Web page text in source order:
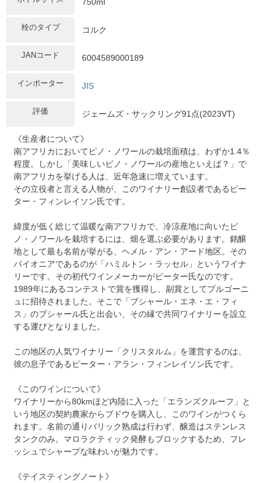
栓のタイプ コルク
JANコード 6004589000189
インポーター JIS
評価 ジェームズ・サックリング91点(2023VT)
《生産者について》
南アフリカにおいてピノ・ノワールの栽培面積は、わずか1.4％
程度。しかし「美味しいピノ・ノワールの産地といえば？」で
南アフリカを挙げる人は、近年急速に増えています。
その立役者と言える人物が、このワイナリー創設者であるピー
ター・フィンレイソン氏です。
緯度が低く総じて温暖な南アフリカで、冷涼産地に向いたピ
ノ・ノワールを栽培するには、畑を選ぶ必要があります。銘醸
地として最も名前が挙がる、ヘメル・アン・アード地区。その
パイオニアであるのが「ハミルトン・ラッセル」というワイナ
リーです。その初代ワインメーカーがピーター氏なのです。
1989年にあるコンテストで賞を獲得し、副賞としてブルゴーニ
ュに招待されました。そこで「ブシャール・エネ・エ・フィ
ス」のブシャール氏と出会い、その縁で共同ワイナリーを設立
する運びとなりました。
この地区の人気ワイナリー「クリスタルム」を運営するのは、
彼の息子であるピーター・アラン・フィンレイソン氏です。
《このワインについて》
ワイナリーから80kmほど内陸に入った「エランズクルーフ」と
いう地区の契約農家からブドウを購入し、このワインがつくら
れます。名前の通りバリック熟成は行わず、醸造はステンレス
タンクのみ。マロラクティック発酵もブロックするため、フレ
ッシュでシャープな味わいが魅力です。
《テイスティングノート》